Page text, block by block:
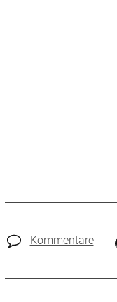
Kommentare